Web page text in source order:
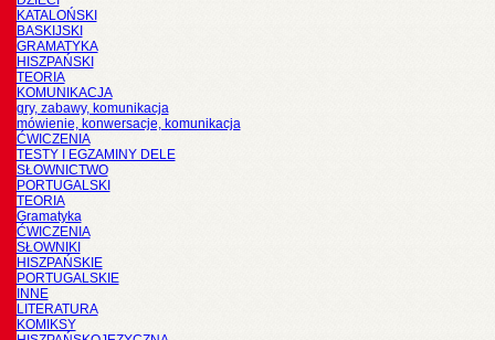
KATALOŃSKI
BASKIJSKI
GRAMATYKA
HISZPAŃSKI
TEORIA
KOMUNIKACJA
gry, zabawy, komunikacja
mówienie, konwersacje, komunikacja
ĆWICZENIA
TESTY I EGZAMINY DELE
SŁOWNICTWO
PORTUGALSKI
TEORIA
Gramatyka
ĆWICZENIA
SŁOWNIKI
HISZPAŃSKIE
PORTUGALSKIE
INNE
LITERATURA
KOMIKSY